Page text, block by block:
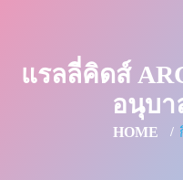
แรลลี่คิดส์
อนุบา
HOME